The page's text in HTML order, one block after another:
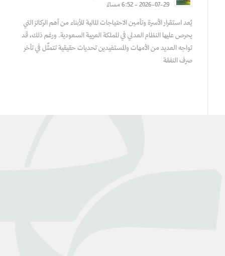
2026-07-29 - 6:52 مساءً
يُعد استقرار الأسرة وتأمين الاحتياجات المالية للأبناء من أهم الركائز التي
يحرص عليها النظام العدلي في المملكة العربية السعودية. ورغم ذلك، قد
تواجه العديد من الأمهات والمستفيدين تحديات حقيقية تتمثّل في تأخر
صرف النفقة